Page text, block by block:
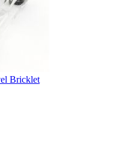
Bricklet